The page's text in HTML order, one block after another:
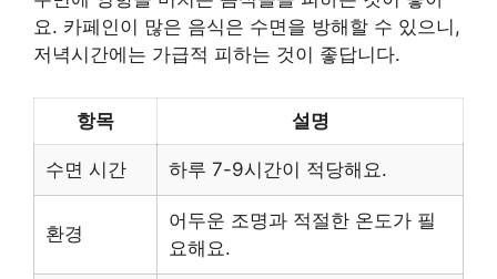
요. 카페인이 많은 음식은 수면을 방해할 수 있으니,
저녁시간에는 가급적 피하는 것이 좋답니다.
항목 설명
수면 시간 하루 7-9시간이 적당해요.
환경
어두운 조명과 적절한 온도가 필
요해요.